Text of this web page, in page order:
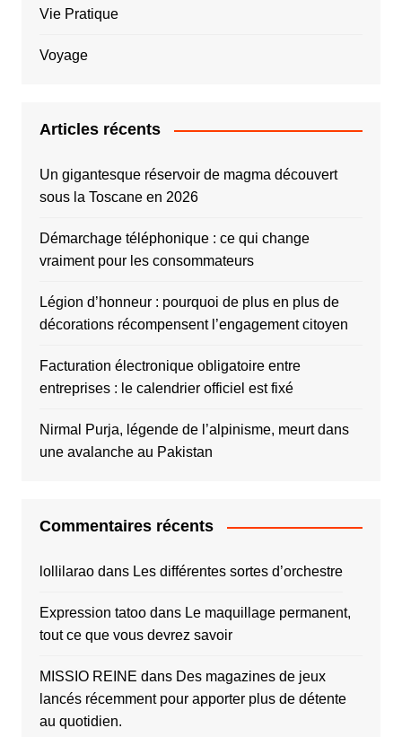
Vie Pratique
Voyage
Articles récents
Un gigantesque réservoir de magma découvert
sous la Toscane en 2026
Démarchage téléphonique : ce qui change
vraiment pour les consommateurs
Légion d’honneur : pourquoi de plus en plus de
décorations récompensent l’engagement citoyen
Facturation électronique obligatoire entre
entreprises : le calendrier officiel est fixé
Nirmal Purja, légende de l’alpinisme, meurt dans
une avalanche au Pakistan
Commentaires récents
lollilaraodans Les différentes sortes d’orchestre
Expression tatoodans Le maquillage permanent,
tout ce que vous devrez savoir
MISSIO REINE dans Des magazines de jeux
lancés récemment pour apporter plus de détente
au quotidien.